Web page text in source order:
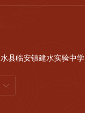
县临安镇建水实验中学